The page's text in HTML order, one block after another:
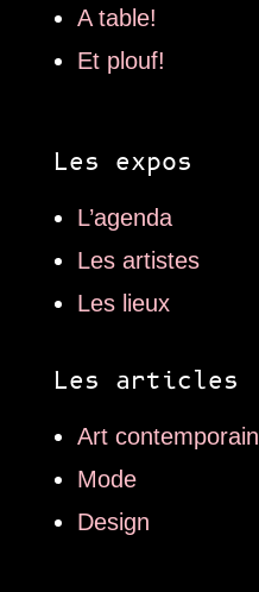
A table!
Et plouf!
Les expos
L’agenda
Les artistes
Les lieux
Les articles
Art contemporain
Mode
Design